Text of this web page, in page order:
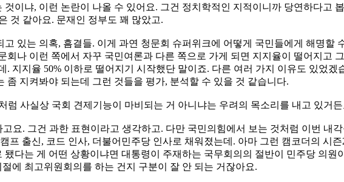
이냐, 이런 논란이 나올 수 있어요. 그건 정치학적인 지적이니까 당연하다고
것 같아요. 문재인 정부도 꽤 많았고.
있는 의혹, 흠결들. 이게 과연 청문회 슈퍼위크에 어떻게 국민들에게 해명할
나 이런 쪽에서 자꾸 국민여론과 다른 쪽으로 가게 되면 지지율이 떨어지고
지지율 50% 이하로 떨어지기 시작했단 말이죠. 다른 여러 가지 이유도 있었
지켜봐야 되는데 그런 것들을 평가, 분석할 수 있을 것 같습니다.
사실상 국회 견제기능이 마비되는 거 아니냐는 우려의 목소리를 내고 있거
요. 그건 과한 표현이라고 생각하고. 다만 국민의힘에서 보는 것처럼 이번 내
프 출신, 코드 인사, 더불어민주당 인사로 채워졌는데. 아마 그런 캠코더의 시
다는 게 어떤 상황이냐면 대통령이 주재하는 국무회의의 절반이 민주당 의원
에 최고위원회의를 하는 건지 구분이 잘 안 되는 거잖아요.